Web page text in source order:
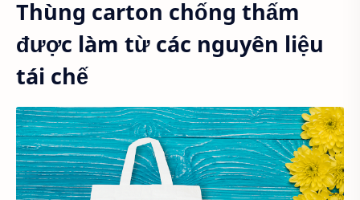
Thùng carton chống thấm
được làm từ các nguyên liệu
tái chế